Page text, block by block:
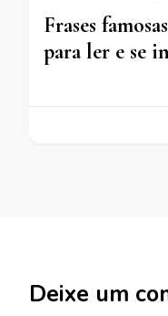
Frases
para ler e se
Deixe um